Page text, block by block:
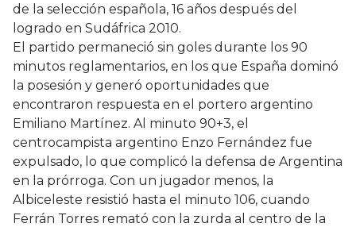
de la selección española, 16 años después del
logrado en Sudáfrica 2010.
El partido permaneció sin goles durante los 90
minutos reglamentarios, en los que España dominó
la posesión y generó oportunidades que
encontraron respuesta en el portero argentino
Emiliano Martínez. Al minuto 90+3, el
centrocampista argentino Enzo Fernández fue
expulsado, lo que complicó la defensa de Argentina
en la prórroga. Con un jugador menos, la
Albiceleste resistió hasta el minuto 106, cuando
Ferrán Torres remató con la zurda al centro de la